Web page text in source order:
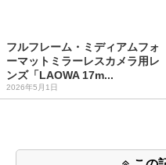
フルフレーム・ミディアムフォ
ーマットミラーレスカメラ用レ
ンズ「LAOWA 17m...
2026年5月1日